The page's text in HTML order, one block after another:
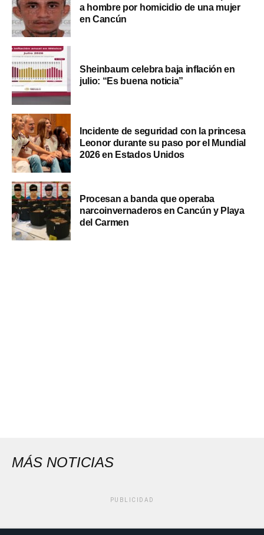
a hombre por homicidio de una mujer
en Cancún
Sheinbaum celebra baja inflación en
julio: “Es buena noticia”
Incidente de seguridad con la princesa
Leonor durante su paso por el Mundial
2026 en Estados Unidos
Procesan a banda que operaba
narcoinvernaderos en Cancún y Playa
del Carmen
MÁS NOTICIAS
PUBLICIDAD